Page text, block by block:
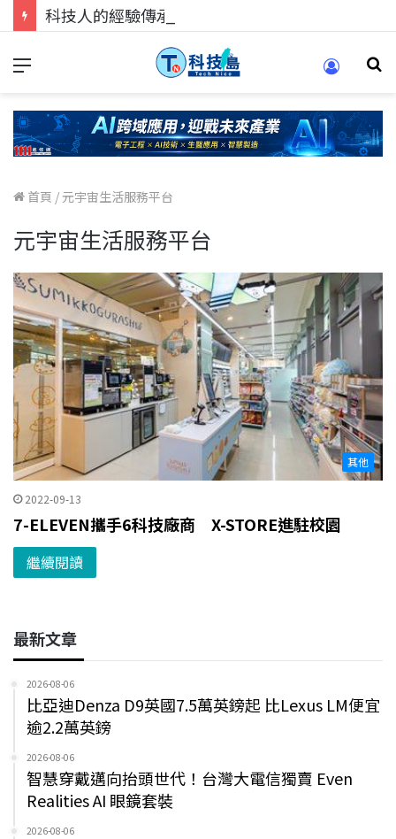
首頁 / 元宇宙生活服務平台
元宇宙生活服務平台
其他
2022-09-13
7-ELEVEN攜手6科技廠商 X-STORE進駐校園
繼續閱讀
最新文章
2026-08-06
比亞迪Denza D9英國7.5萬英鎊起 比Lexus LM便宜
逾2.2萬英鎊
2026-08-06
智慧穿戴邁向抬頭世代！台灣大電信獨賣 Even
Realities AI 眼鏡套裝
2026-08-06